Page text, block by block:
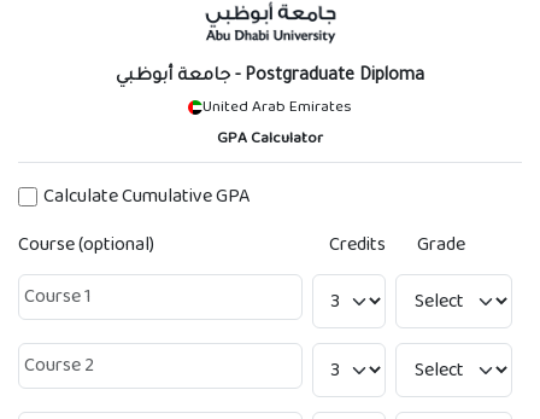
جامعة أبوظبي - Postgraduate Diploma
United Arab Emirates
GPA Calculator
Calculate Cumulative GPA
Course (optional)
Credits Grade